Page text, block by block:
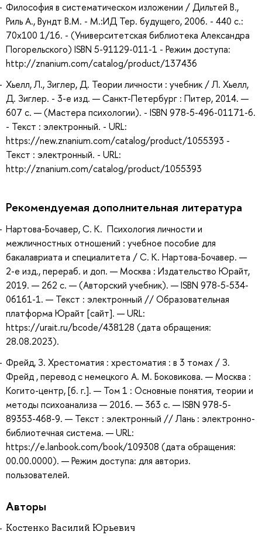
Философия в систематическом изложении / Дильтей В.,
Риль А., Вундт В.М. - М.:ИД Тер. будущего, 2006. - 440 с.:
70x100 1/16. - (Университетская библиотека Александра
Погорельского) ISBN 5-91129-011-1 - Режим доступа:
http://znanium.com/catalog/product/137436
Хьелл, Л., Зиглер, Д. Теории личности : учебник / Л. Хьелл,
Д. Зиглер. - 3-е изд. — Санкт-Петербург : Питер, 2014. —
607 с. — (Мастера психологии). - ISBN 978-5-496-01171-6.
- Текст : электронный. - URL:
https://new.znanium.com/catalog/product/1055393 -
Текст : электронный. - URL:
http://znanium.com/catalog/product/1055393
Рекомендуемая дополнительная литература
Нартова-Бочавер, С. К. Психология личности и
межличностных отношений : учебное пособие для
бакалавриата и специалитета / С. К. Нартова-Бочавер. —
2-е изд., перераб. и доп. — Москва : Издательство Юрайт,
2019. — 262 с. — (Авторский учебник). — ISBN 978-5-534-
06161-1. — Текст : электронный // Образовательная
платформа Юрайт [сайт]. — URL:
https://urait.ru/bcode/438128 (дата обращения:
28.08.2023).
Фрейд, З. Хрестоматия : хрестоматия : в 3 томах / З.
Фрейд , перевод с немецкого А. М. Боковикова. — Москва :
Когито-центр, [б. г.]. — Том 1 : Основные понятия, теории и
методы психоанализа — 2016. — 363 с. — ISBN 978-5-
89353-468-9. — Текст : электронный // Лань : электронно-
библиотечная система. — URL:
https://e.lanbook.com/book/109308 (дата обращения:
00.00.0000). — Режим доступа: для авториз.
пользователей.
Авторы
Костенко Василий Юрьевич